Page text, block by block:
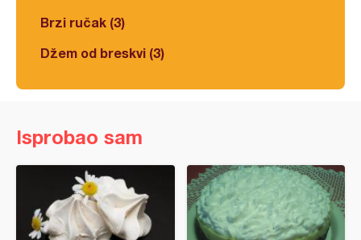
Brzi ručak (3)
Džem od breskvi (3)
Isprobao sam